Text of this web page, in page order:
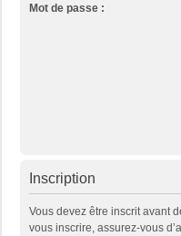
Mot de passe :
Inscription
Vous devez être inscrit avant
vous inscrire, assurez-vous